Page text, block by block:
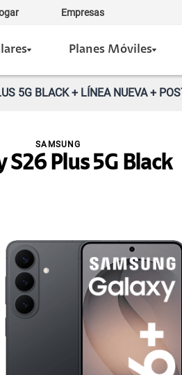
Empresas
Planes Móviles
5G BLACK + LÍNEA NUEVA +
S26 Plus 5G Black
SAMSUNG